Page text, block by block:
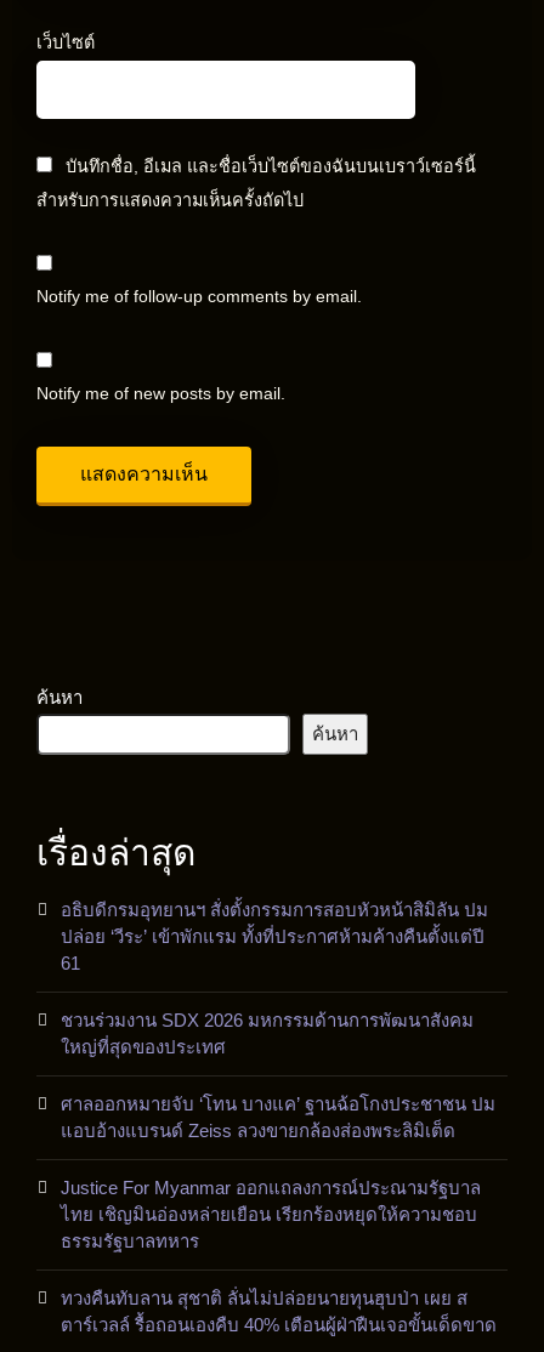
เว็บไซต์
บันทึกชื่อ, อีเมล และชื่อเว็บไซต์ของฉันบนเบราว์เซอร์นี้
สำหรับการแสดงความเห็นครั้งถัดไป
Notify me of follow-up comments by email.
Notify me of new posts by email.
ค้นหา
ค้นหา
เรื่องล่าสุด
อธิบดีกรมอุทยานฯ สั่งตั้งกรรมการสอบหัวหน้าสิมิลัน ปม
ปล่อย ‘วีระ’ เข้าพักแรม ทั้งที่ประกาศห้ามค้างคืนตั้งแต่ปี
61
ชวนร่วมงาน SDX 2026 มหกรรมด้านการพัฒนาสังคม
ใหญ่ที่สุดของประเทศ
ศาลออกหมายจับ ‘โทน บางแค’ ฐานฉ้อโกงประชาชน ปม
แอบอ้างแบรนด์ Zeiss ลวงขายกล้องส่องพระลิมิเต็ด
Justice For Myanmar ออกแถลงการณ์ประณามรัฐบาล
ไทย เชิญมินอ่องหล่ายเยือน เรียกร้องหยุดให้ความชอบ
ธรรมรัฐบาลทหาร
ทวงคืนทับลาน สุชาติ ลั่นไม่ปล่อยนายทุนฮุบป่า เผย ส
ตาร์เวลล์ รื้อถอนเองคืบ 40% เตือนผู้ฝ่าฝืนเจอขั้นเด็ดขาด